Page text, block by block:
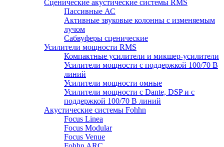
Сценические акустические системы RMS
Пассивные АС
Активные звуковые колонны с изменяемым
лучом
Сабвуферы сценические
Усилители мощности RMS
Компактные усилители и микшер-усилители
Усилители мощности с поддержкой 100/70 В
линий
Усилители мощности омные
Усилители мощности с Dante, DSP и с
поддержкой 100/70 В линий
Акустические системы Fohhn
Focus Linea
Focus Modular
Focus Venue